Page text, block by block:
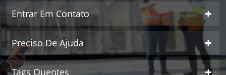
Entrar Em Contato
Preciso De Ajuda
Tags Quentes